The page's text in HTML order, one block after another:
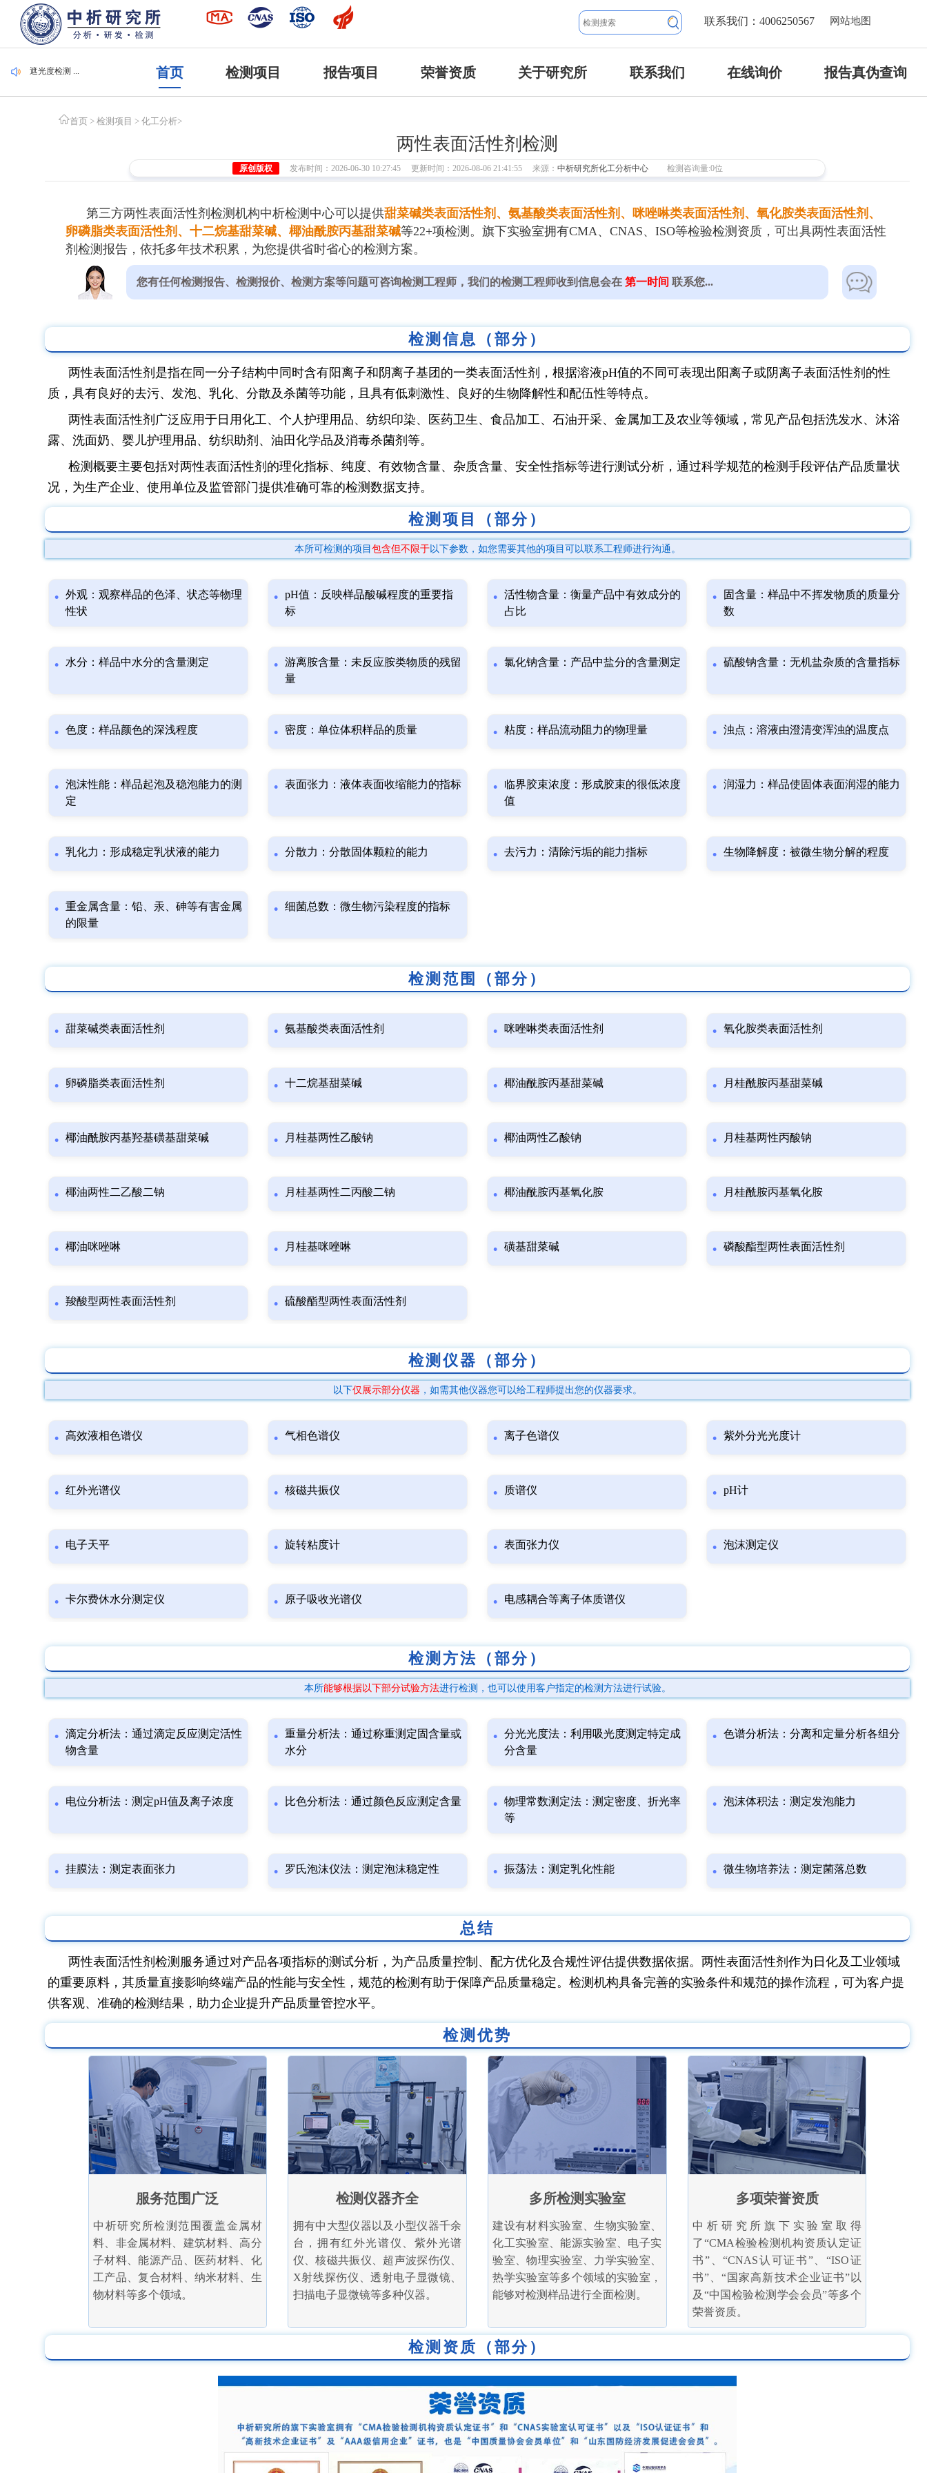
网站地图
联系我们：4006250567
毛刷检测 ...
集装袋检测 ...
遮光度检测 ...
首页 检测项目 报告项目 荣誉资质 关于研究所 联系我们 在线询价 报告真伪查询
首页 > 检测项目 > 化工分析>
两性表面活性剂检测
原创版权 发布时间：2026-06-30 10:27:45 更新时间：2026-08-06 21:41:55 来源： 中析研究所化工分析中心 检测咨询量:0位
第三方两性表面活性剂检测机构中析检测中心可以提供甜菜碱类表面活性剂、氨基酸类表面活性剂、咪唑啉类表面活性剂、氧化胺类表面活性剂、
卵磷脂类表面活性剂、十二烷基甜菜碱、椰油酰胺丙基甜菜碱等22+项检测。旗下实验室拥有CMA、CNAS、ISO等检验检测资质，可出具两性表面活性
剂检测报告，依托多年技术积累，为您提供省时省心的检测方案。
您有任何检测报告、检测报价、检测方案等问题可咨询检测工程师，我们的检测工程师收到信息会在第一时间 联系您...
检测信息（部分）
两性表面活性剂是指在同一分子结构中同时含有阳离子和阴离子基团的一类表面活性剂，根据溶液pH值的不同可表现出阳离子或阴离子表面活性剂的性
质，具有良好的去污、发泡、乳化、分散及杀菌等功能，且具有低刺激性、良好的生物降解性和配伍性等特点。
两性表面活性剂广泛应用于日用化工、个人护理用品、纺织印染、医药卫生、食品加工、石油开采、金属加工及农业等领域，常见产品包括洗发水、沐浴
露、洗面奶、婴儿护理用品、纺织助剂、油田化学品及消毒杀菌剂等。
检测概要主要包括对两性表面活性剂的理化指标、纯度、有效物含量、杂质含量、安全性指标等进行测试分析，通过科学规范的检测手段评估产品质量状
况，为生产企业、使用单位及监管部门提供准确可靠的检测数据支持。
检测项目（部分）
本所可检测的项目 包含但不限于以下参数，如您需要其他的项目可以联系工程师进行沟通。
外观：观察样品的色泽、状态等物理
性状
pH值：反映样品酸碱程度的重要指
标
活性物含量：衡量产品中有效成分的
占比
固含量：样品中不挥发物质的质量分
数
水分：样品中水分的含量测定
游离胺含量：未反应胺类物质的残留
量
氯化钠含量：产品中盐分的含量测定 硫酸钠含量：无机盐杂质的含量指标
色度：样品颜色的深浅程度 密度：单位体积样品的质量 粘度：样品流动阻力的物理量 浊点：溶液由澄清变浑浊的温度点
泡沫性能：样品起泡及稳泡能力的测
定
表面张力：液体表面收缩能力的指标
临界胶束浓度：形成胶束的很低浓度
值
润湿力：样品使固体表面润湿的能力
乳化力：形成稳定乳状液的能力 分散力：分散固体颗粒的能力 去污力：清除污垢的能力指标 生物降解度：被微生物分解的程度
重金属含量：铅、汞、砷等有害金属
的限量
细菌总数：微生物污染程度的指标
检测范围（部分）
甜菜碱类表面活性剂 氨基酸类表面活性剂 咪唑啉类表面活性剂 氧化胺类表面活性剂
卵磷脂类表面活性剂 十二烷基甜菜碱 椰油酰胺丙基甜菜碱 月桂酰胺丙基甜菜碱
椰油酰胺丙基羟基磺基甜菜碱 月桂基两性乙酸钠 椰油两性乙酸钠 月桂基两性丙酸钠
椰油两性二乙酸二钠 月桂基两性二丙酸二钠 椰油酰胺丙基氧化胺 月桂酰胺丙基氧化胺
椰油咪唑啉 月桂基咪唑啉 磺基甜菜碱 磷酸酯型两性表面活性剂
羧酸型两性表面活性剂 硫酸酯型两性表面活性剂
检测仪器（部分）
以下仅展示部分仪器 ，如需其他仪器您可以给工程师提出您的仪器要求。
高效液相色谱仪 气相色谱仪 离子色谱仪 紫外分光光度计
红外光谱仪 核磁共振仪 质谱仪 pH计
电子天平 旋转粘度计 表面张力仪 泡沫测定仪
卡尔费休水分测定仪 原子吸收光谱仪 电感耦合等离子体质谱仪
检测方法（部分）
本所能够根据以下部分试验方法进行检测，也可以使用客户指定的检测方法进行试验。
滴定分析法：通过滴定反应测定活性
物含量
重量分析法：通过称重测定固含量或
水分
分光光度法：利用吸光度测定特定成
分含量
色谱分析法：分离和定量分析各组分
电位分析法：测定pH值及离子浓度 比色分析法：通过颜色反应测定含量
物理常数测定法：测定密度、折光率
等
泡沫体积法：测定发泡能力
挂膜法：测定表面张力 罗氏泡沫仪法：测定泡沫稳定性 振荡法：测定乳化性能 微生物培养法：测定菌落总数
总结
两性表面活性剂检测服务通过对产品各项指标的测试分析，为产品质量控制、配方优化及合规性评估提供数据依据。两性表面活性剂作为日化及工业领域
的重要原料，其质量直接影响终端产品的性能与安全性，规范的检测有助于保障产品质量稳定。检测机构具备完善的实验条件和规范的操作流程，可为客户提
供客观、准确的检测结果，助力企业提升产品质量管控水平。
检测优势
服务范围广泛
中析研究所检测范围覆盖金属材
料、非金属材料、建筑材料、高分
子材料、能源产品、医药材料、化
工产品、复合材料、纳米材料、生
物材料等多个领域。
检测仪器齐全
拥有中大型仪器以及小型仪器千余
台，拥有红外光谱仪、紫外光谱
仪、核磁共振仪、超声波探伤仪、
X射线探伤仪、透射电子显微镜、
扫描电子显微镜等多种仪器。
多所检测实验室
建设有材料实验室、生物实验室、
化工实验室、能源实验室、电子实
验室、物理实验室、力学实验室、
热学实验室等多个领域的实验室，
能够对检测样品进行全面检测。
多项荣誉资质
中析研究所旗下实验室取得
了“CMA检验检测机构资质认定证
书”、“CNAS认可证书”、“ISO证
书”、“国家高新技术企业证书”以
及“中国检验检测学会会员”等多个
荣誉资质。
检测资质（部分）